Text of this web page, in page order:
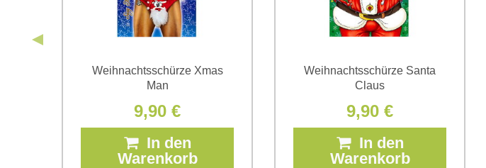
Weihnachtsschürze Xmas
Man
9,90 €
In den
Warenkorb
Weihnachtsschürze Santa
Claus
9,90 €
In den
Warenkorb